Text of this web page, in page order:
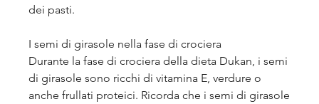
dei pasti.
I semi di girasole nella fase di crociera
Durante la fase di crociera della dieta Dukan, i semi
di girasole sono ricchi di vitamina E, verdure o
anche frullati proteici. Ricorda che i semi di girasole